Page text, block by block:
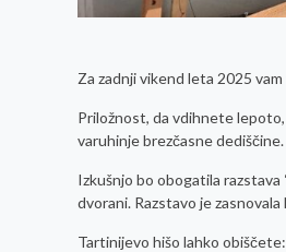
Za zadnji vikend leta 2025
Priložnost, da vdihnete
varuhinje brezčasne dediščine.
Izkušnjo bo obogatila
dvorani. Razstavo je
Tartinijevo hišo lahko obiščete: